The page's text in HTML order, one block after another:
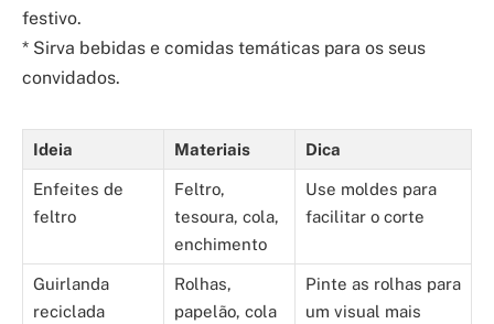
festivo.
* Sirva bebidas e comidas temáticas para os seus
convidados.
Ideia Materiais Dica
Enfeites de
feltro
Feltro,
tesoura, cola,
enchimento
Use moldes para
facilitar o corte
Guirlanda
reciclada
Rolhas,
papelão, cola
Pinte as rolhas para
um visual mais